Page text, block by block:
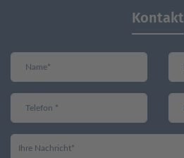
Kontakt